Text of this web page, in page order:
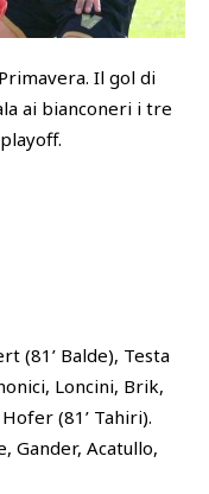
Il gol di
ai bianconeri i tre
(81’ Balde), Testa
Loncini, Brik,
(81’ Tahiri).
Gander, Acatullo,